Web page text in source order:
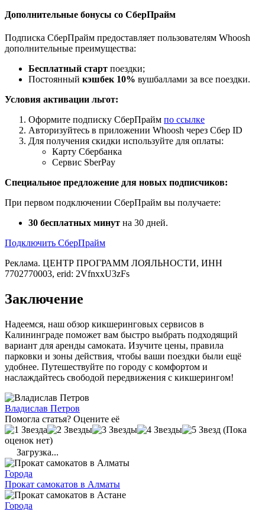
Дополнительные бонусы со СберПрайм
Подписка СберПрайм предоставляет пользователям Whoosh
дополнительные преимущества:
Бесплатный старт поездки;
Постоянный кэшбек 10% вушбаллами за все поездки.
Условия активации льгот:
Оформите подписку СберПрайм по ссылке
Авторизуйтесь в приложении Whoosh через Сбер ID
Для получения скидки используйте для оплаты:
Карту Сбербанка
Сервис SberPay
Специальное предложение для новых подписчиков:
При первом подключении СберПрайм вы получаете:
30 бесплатных минут на 30 дней.
Подключить СберПрайм
Реклама. ЦЕНТР ПРОГРАММ ЛОЯЛЬНОСТИ, ИНН
7702770003, erid: 2VfnxxU3zFs
Заключение
Надеемся, наш обзор кикшеринговых сервисов в
Калининграде поможет вам быстро выбрать подходящий
вариант для аренды самоката. Изучите цены, правила
парковки и зоны действия, чтобы ваши поездки были ещё
удобнее. Путешествуйте по городу с комфортом и
наслаждайтесь свободой передвижения с кикшерингом!
Владислав Петров
Помогла статья? Оцените её
(Пока
оценок нет)
Загрузка...
Города
Прокат самокатов в Алматы
Города